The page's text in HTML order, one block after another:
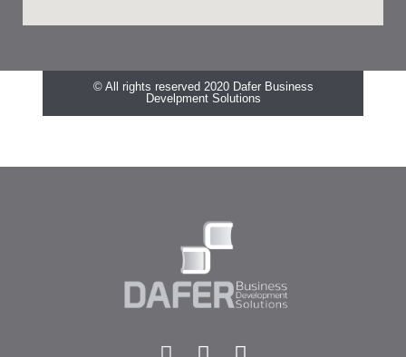
© All rights reserved 2020 Dafer Business
Develpment Solutions